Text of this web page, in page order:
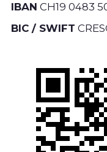
IBAN CH19 0483
BIC / SWIFT